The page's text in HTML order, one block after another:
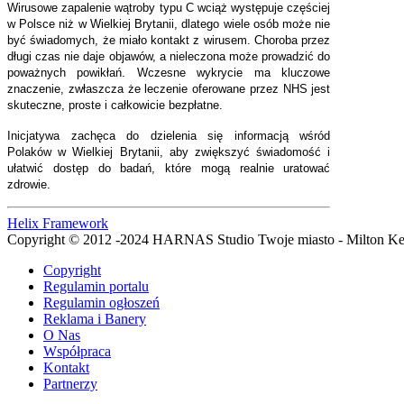
Wirusowe zapalenie wątroby typu C wciąż występuje częściej
w Polsce niż w Wielkiej Brytanii, dlatego wiele osób może nie
być świadomych, że miało kontakt z wirusem. Choroba przez
długi czas nie daje objawów, a nieleczona może prowadzić do
poważnych powikłań. Wczesne wykrycie ma kluczowe
znaczenie, zwłaszcza że leczenie oferowane przez NHS jest
skuteczne, proste i całkowicie bezpłatne.
Inicjatywa zachęca do dzielenia się informacją wśród
Polaków w Wielkiej Brytanii, aby zwiększyć świadomość i
ułatwić dostęp do badań, które mogą realnie uratować
zdrowie.
Helix Framework
Copyright © 2012 -2024 HARNAS Studio Twoje miasto - Milton
Copyright
Regulamin portalu
Regulamin ogłoszeń
Reklama i Banery
O Nas
Współpraca
Kontakt
Partnerzy